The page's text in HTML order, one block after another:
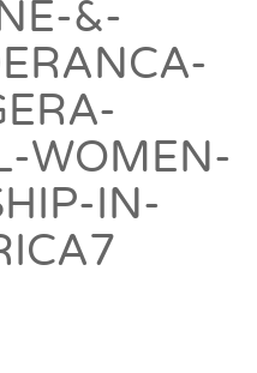
&-
WOMEN-
IN-